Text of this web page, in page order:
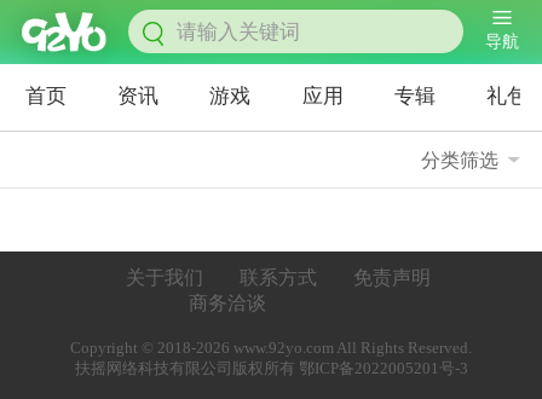
导航
首页 资讯 游戏 应用 专辑 礼包
分类筛选
关于我们 联系方式
免责声明
商务洽谈
Copyright © 2018-2026 www.92yo.com All Rights Reserved.
扶摇网络科技有限公司版权所有 鄂ICP备2022005201号-3